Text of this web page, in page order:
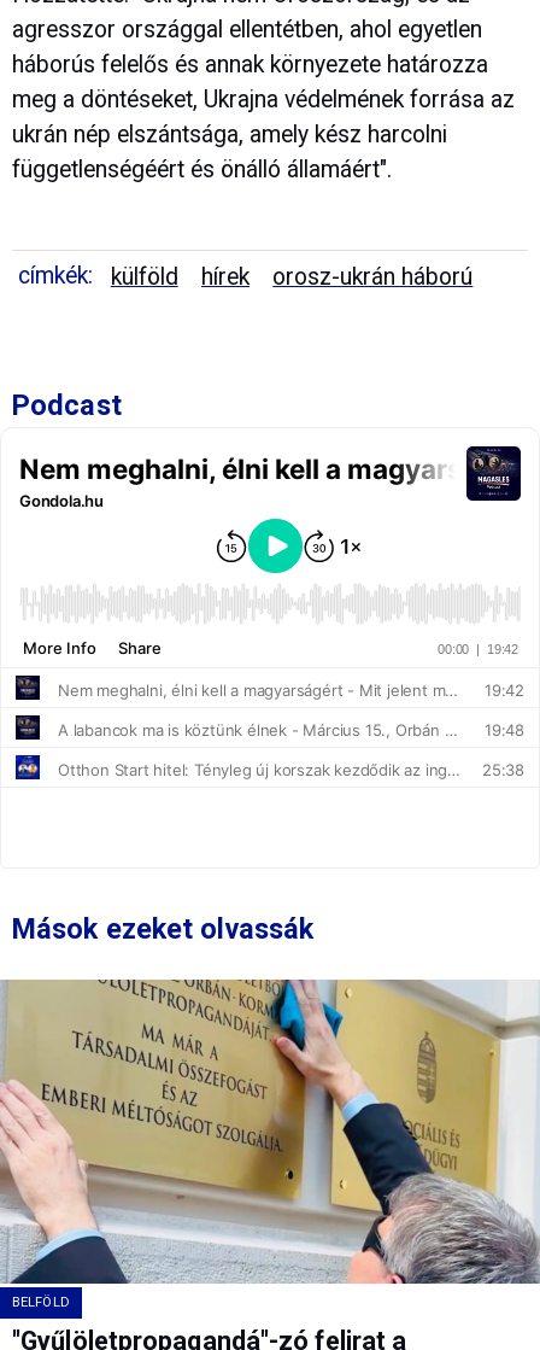
agresszor országgal ellentétben, ahol egyetlen
háborús felelős és annak környezete határozza
meg a döntéseket, Ukrajna védelmének forrása az
ukrán nép elszántsága, amely kész harcolni
függetlenségéért és önálló államáért".
címkék: külföld hírek orosz-ukrán háború
Podcast
Mások ezeket olvassák
BELFÖLD
"Gyűlöletpropagandá"-zó felirat a